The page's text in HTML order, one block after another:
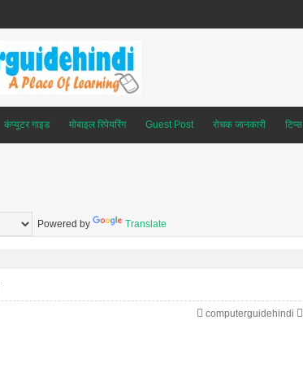
कंप्यूटर गाइड मोबाइल रिपेयरिंग Guest Post रोचक जानकारी टिप्स
Powered by Translate
computerguidehindi